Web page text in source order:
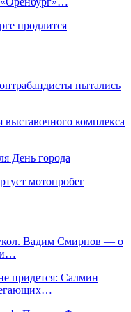
продлится
пытались
выставочного комплекса
День города
мотопробег
Вадим Смирнов — о
и…
придется: Салмин